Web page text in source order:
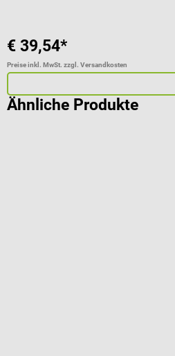
€ 39,54*
Preise inkl. MwSt. zzgl. Versandkosten
Ähnliche Produkte